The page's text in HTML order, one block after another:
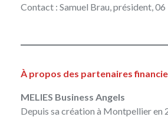
Contact : Samuel Brau , président,
À propos des partenaires
MELIES Business Angels
Depuis sa création à Montpellier en